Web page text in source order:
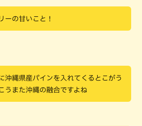
ーの甘いこと！
沖縄県産パインを入れてくるとこがう
うまた沖縄の融合ですよね